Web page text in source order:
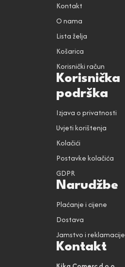
Kontakt
O nama
Lista želja
Košarica
Korisnički račun
Korisnička
podrška
Izjava o privatnosti
Uvjeti korištenja
Kolačići
Postavke kolačića
GDPR
Narudžbe
Plaćanje i cijene
Dostava
Jamstvo i reklamacije
Kontakt